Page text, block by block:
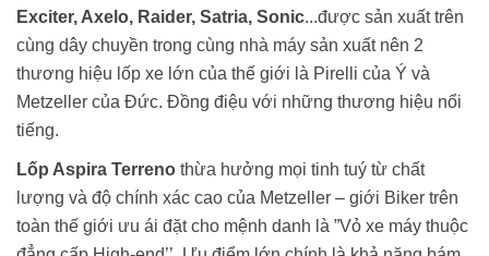
Exciter, Axelo, Raider, Satria, Sonic...được sản xuất trên
cùng dây chuyền trong cùng nhà máy sản xuất nên 2
thương hiệu lốp xe lớn của thế giới là Pirelli của Ý và
Metzeller của Đức. Đồng điệu với những thương hiệu nổi
tiếng.
Lốp Aspira Terreno thừa hưởng mọi tinh tuý từ chất
lượng và độ chính xác cao của Metzeller – giới Biker trên
toàn thế giới ưu ái đặt cho mệnh danh là ”Vỏ xe máy thuộc